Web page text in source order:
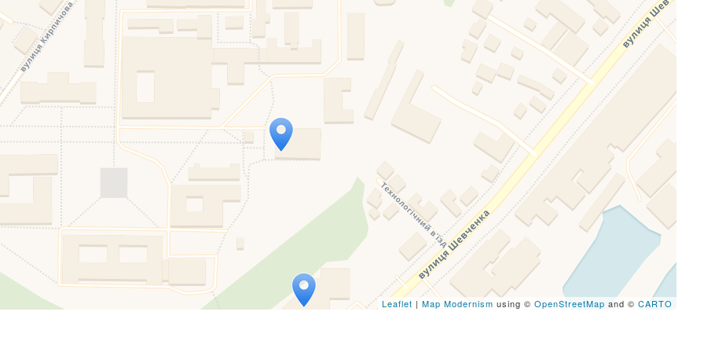
Travelers' Map is loading...
If you see this after your page is loaded completely, leafletJS files are missing.
Leaflet | Map Modernism using © OpenStreetMap and © CARTO